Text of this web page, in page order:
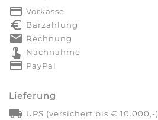
payment Vorkasse
euro_symbol Barzahlung
markunread Rechnung
touch_app Nachnahme
credit_card PayPal
Lieferung
local_shipping UPS (versichert bis € 10.000,-)